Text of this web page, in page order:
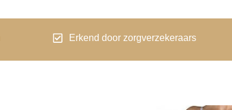
Erkend door zorgverzekeraars